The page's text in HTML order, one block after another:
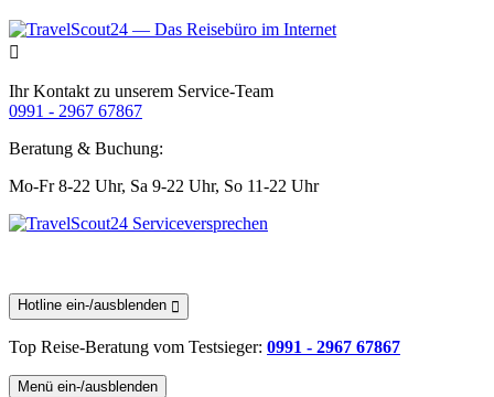
Ihr Kontakt zu unserem Service-Team
0991 - 2967 67867
Beratung & Buchung:
Mo-Fr 8-22 Uhr, Sa 9-22 Uhr, So 11-22 Uhr
Hotline ein-/ausblenden
Top Reise-Beratung vom Testsieger: 0991 - 2967 67867
Menü ein-/ausblenden